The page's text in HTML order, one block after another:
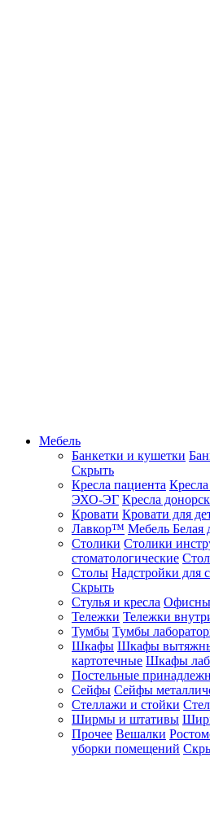
Мебель
Банкетки и кушетки
Скрыть
Кресла пациента
ЭХО-ЭГ Кресла
Кровати Кровати для
Лавкор™ Мебель Белая
Столики Столики
стоматологические
Столы Надстройки для
Скрыть
Стулья и кресла
Тележки Тележки
Тумбы Тумбы
Шкафы Шкафы
картотечные Шкафы
Постельные
Сейфы Сейфы
Стеллажи и стойки
Ширмы и штативы
Прочее Вешалки
уборки помещений